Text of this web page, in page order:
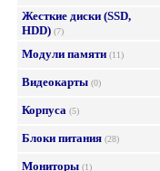
Жесткие диски (SSD,
HDD) (7)
Модули памяти (11)
Видеокарты (0)
Корпуса (5)
Блоки питания (28)
Мониторы (1)